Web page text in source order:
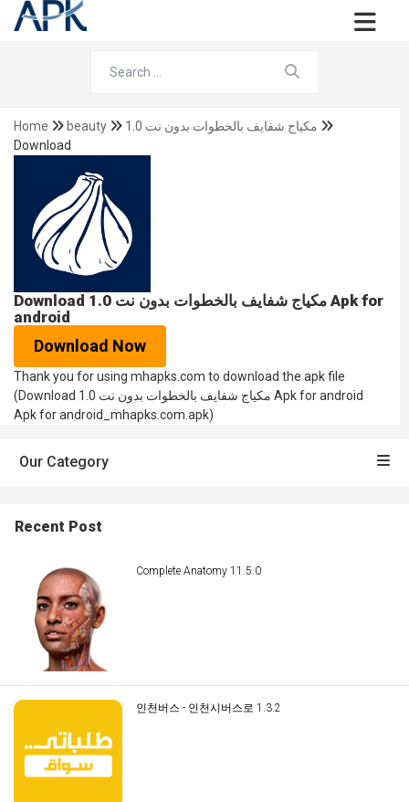
Home beauty
مكياج شفايف بالخطوات بدون نت 1.0
Download
Download مكياج شفايف بالخطوات بدون نت 1.0 Apk for
android
Download Now
Thank you for using mhapks.com to download the apk file
(Download مكياج شفايف بالخطوات بدون نت 1.0 Apk for android
Apk for android_mhapks.com.apk)
Our Category
Recent Post
Complete Anatomy 11.5.0
인천버스 - 인천시버스로 1.3.2